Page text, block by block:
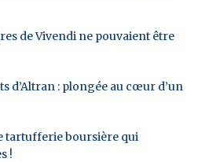
de Vivendi ne pouvaient être
d’Altran : plongée au cœur d’un
tartufferie boursière qui
!